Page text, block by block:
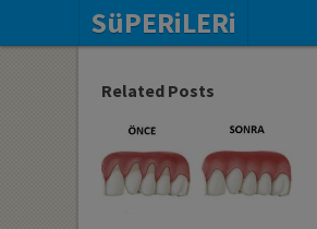
SüPERiLERi
Related Posts